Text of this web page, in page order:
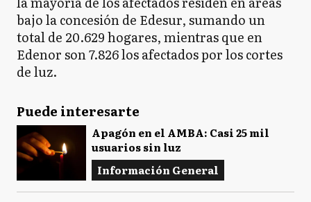
B Berisso
B Brandsen
C Cañuelas
bajo la concesión de Edesur, sumando un
total de 20.629 hogares, mientras que en
Edenor son 7.826 los afectados por los cortes
de luz.
Puede interesarte
Apagón en el AMBA: Casi 25 mil
usuarios sin luz
Información General